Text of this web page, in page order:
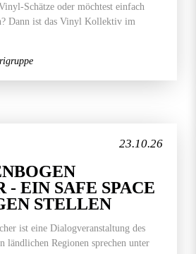
Schätze oder möchtest einfach
Dann ist das Vinyl Kollektiv im
23.10.26
- EIN SAFE SPACE
STELLEN
ist eine Dialogveranstaltung des
ländlichen Regionen sprechen unter